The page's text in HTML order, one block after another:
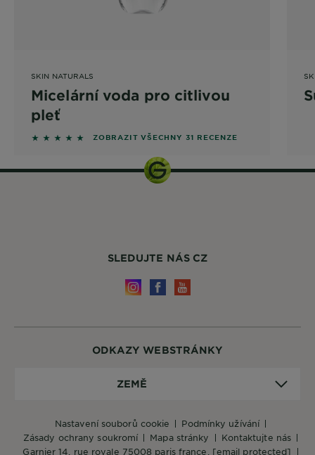
SKIN NATURALS
Micelární voda pro citlivou
pleť
5 out of 5 stars based on reviews
ZOBRAZIT VŠECHNY 31 RECENZE
ODKAZY WEBSTRÁNKY
nastavení souborů cookie
podmínky užívání
zásady ochrany soukromí
mapa stránky
kontaktujte nás
garnier 14, rue royale 75008 paris france, [email protected]
ZEMĚ
SLEDUJTE NÁS CZ